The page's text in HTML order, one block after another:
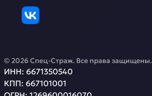
© 2026Спец-Страж. Все права защищены.
ИНН: 6671350540
КПП: 667101001